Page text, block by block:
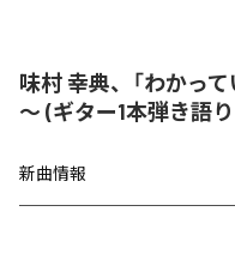
味村 幸典、「わかっ
～ (ギター1本弾き語
新曲情報